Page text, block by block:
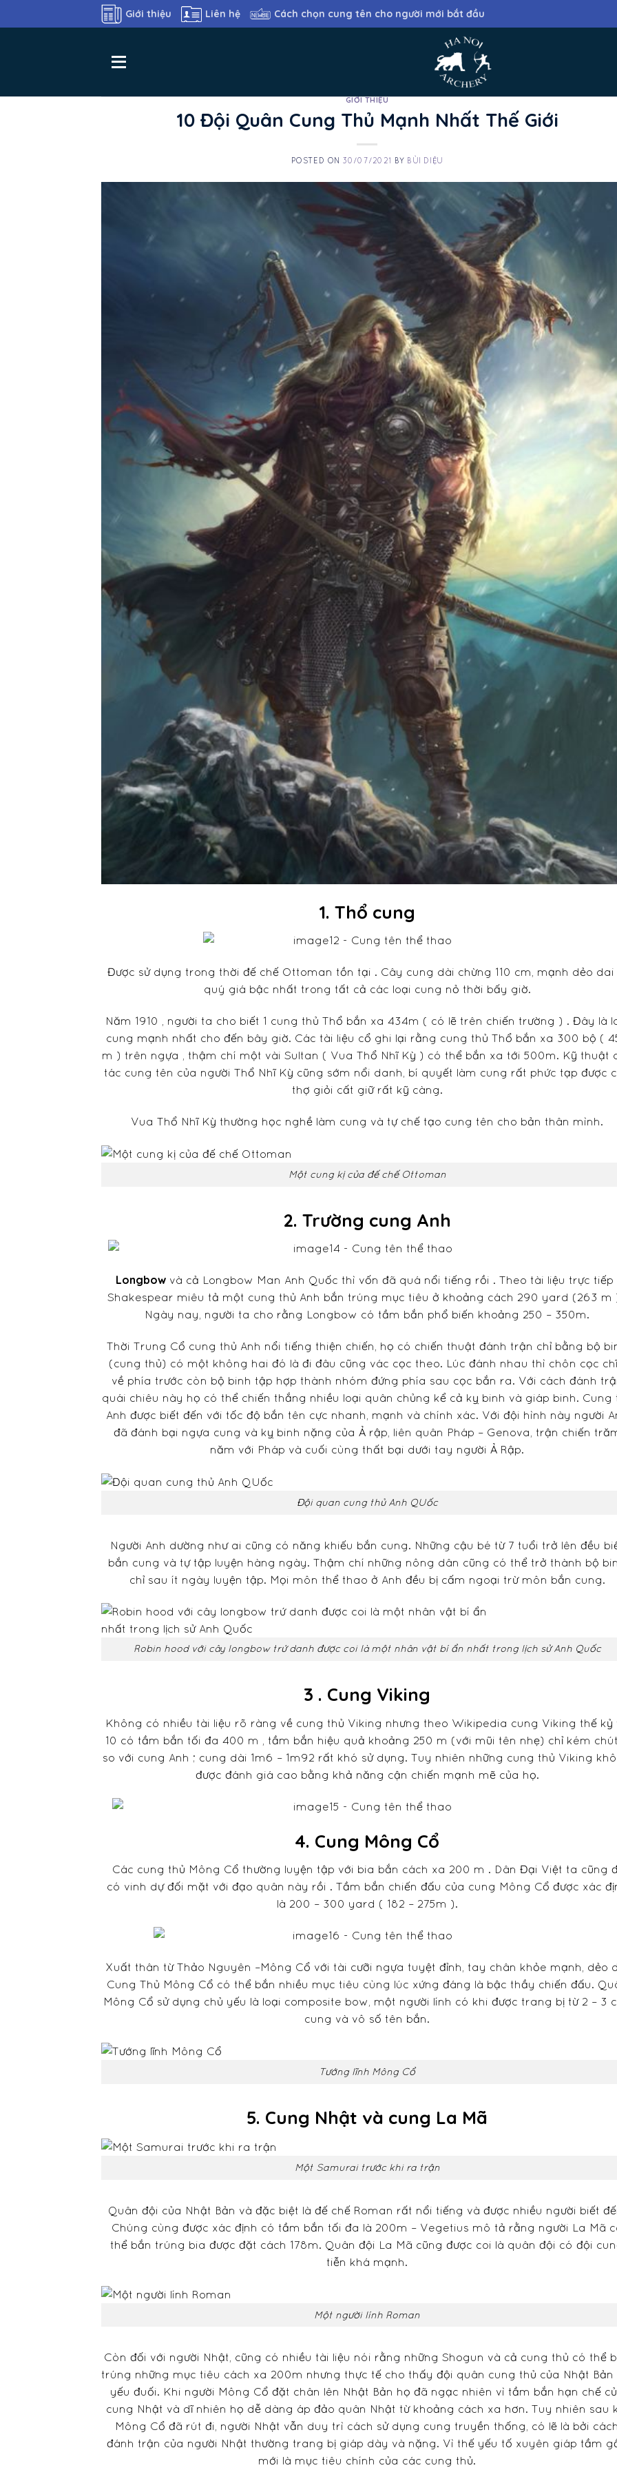
to
Giới thiệu Liên hệ Cách chọn cung tên cho người mới bắt đầu
GIỚI THIỆU
10 Đội Quân Cung Thủ Mạnh Nhất Thế Giới
POSTED ON 30/07/2021 BY BÙI DIỆU
1. Thổ cung
Được sử dụng trong thời đế chế Ottoman tồn tại . Cây cung dài chừng 110 cm, mạnh dẻo dai
quý giá bậc nhất trong tất cả các loại cung nỏ thời bấy giờ.
Năm 1910 , người ta cho biết 1 cung thủ Thổ bắn xa 434m ( có lẽ trên chiến trường ) . Đây là
cung mạnh nhất cho đến bây giờ. Các tài liệu cổ ghi lại rằng cung thủ Thổ bắn xa 300 bộ (
m ) trên ngựa , thậm chí một vài Sultan ( Vua Thổ Nhĩ Kỳ ) có thể bắn xa tới 500m. Kỹ thuật
tác cung tên của người Thổ Nhĩ Kỳ cũng sớm nổi danh, bí quyết làm cung rất phức tạp được
thợ giỏi cất giữ rất kỹ càng.
Vua Thổ Nhĩ Kỳ thường học nghề làm cung và tự chế tạo cung tên cho bản thân mình.
Một cung kị của đế chế Ottoman
2. Trường cung Anh
Longbowvà cả Longbow Man Anh Quốc thì vốn đã quá nổi tiếng rồi . Theo tài liệu trực tiếp ,
Shakespear miêu tả một cung thủ Anh bắn trúng mục tiêu ở khoảng cách 290 yard (263 m
Ngày nay, người ta cho rằng Longbow có tầm bắn phổ biến khoảng 250 – 350m.
Thời Trung Cổ cung thủ Anh nổi tiếng thiện chiến, họ có chiến thuật đánh trận chỉ bằng bộ
(cung thủ) có một không hai đó là đi đâu cũng vác cọc theo. Lúc đánh nhau thì chôn cọc
về phía trước còn bộ binh tập hợp thành nhóm đứng phía sau cọc bắn ra. Với cách đánh
quái chiêu này họ có thể chiến thắng nhiều loại quân chủng kể cả kỵ binh và giáp binh. Cung
Anh được biết đến với tốc độ bắn tên cực nhanh, mạnh và chính xác. Với đội hình này người
đã đánh bại ngựa cung và kỵ binh nặng của Ả rập, liên quân Pháp – Genova, trận chiến
năm với Pháp và cuối cùng thất bại dưới tay người Ả Rập.
Đội quan cung thủ Anh QUốc
Người Anh dường như ai cũng có năng khiếu bắn cung. Những cậu bé từ 7 tuổi trở lên đều
bắn cung và tự tập luyện hàng ngày. Thậm chí những nông dân cũng có thể trở thành bộ
chỉ sau ít ngày luyện tập. Mọi môn thể thao ở Anh đều bị cấm ngoại trừ môn bắn cung.
Robin hood với cây longbow trứ danh được coi là một nhân vật bí ẩn nhất trong lịch sử Anh Quốc
3 . Cung Viking
Không có nhiều tài liệu rõ ràng về cung thủ Viking nhưng theo Wikipedia cung Viking thế kỷ
10 có tầm bắn tối đa 400 m , tầm bắn hiệu quả khoảng 250 m (với mũi tên nhẹ) chỉ kém
so với cung Anh ; cung dài 1m6 – 1m92 rất khó sử dụng. Tuy nhiên những cung thủ Viking
được đánh giá cao bằng khả năng cận chiến mạnh mẽ của họ.
4. Cung Mông Cổ
Các cung thủ Mông Cổ thường luyện tập với bia bắn cách xa 200 m . Dân Đại Việt ta cũng
có vinh dự đối mặt với đạo quân này rồi . Tầm bắn chiến đấu của cung Mông Cổ được xác
là 200 – 300 yard ( 182 – 275m ).
Xuất thân từ Thảo Nguyên –Mông Cổ với tài cưỡi ngựa tuyệt đỉnh, tay chân khỏe mạnh, dẻo
Cung Thủ Mông Cổ có thể bắn nhiều mục tiêu cùng lúc xứng đáng là bậc thầy chiến đấu.
Mông Cổ sử dụng chủ yếu là loại composite bow, một người lính có khi được trang bị từ 2 – 3
cung và vô số tên bắn.
Tướng lĩnh Mông Cổ
5. Cung Nhật và cung La Mã
Một Samurai trước khi ra trận
Quân đội của Nhật Bản và đặc biệt là đế chế Roman rất nổi tiếng và được nhiều người biết
Chúng cùng được xác định có tầm bắn tối đa là 200m – Vegetius mô tả rằng người La Mã
thể bắn trúng bia được đặt cách 178m. Quân đội La Mã cũng được coi là quân đội có đội
tiễn khá mạnh.
Một người lính Roman
Còn đối với người Nhật, cũng có nhiều tài liệu nói rằng những Shogun và cả cung thủ có thể
trúng những mục tiêu cách xa 200m nhưng thực tế cho thấy đội quân cung thủ của Nhật Bản
yếu đuối. Khi người Mông Cổ đặt chân lên Nhật Bản họ đã ngạc nhiên vì tầm bắn hạn chế
cung Nhật và dĩ nhiên họ dễ dàng áp đảo quân Nhật từ khoảng cách xa hơn. Tuy nhiên sau
Mông Cổ đã rút đi, người Nhật vẫn duy trì cách sử dụng cung truyền thống, có lẽ là bởi cách
đánh trận của người Nhật thường trang bị giáp dày và nặng. Vì thế yếu tố xuyên giáp tầm
mới là mục tiêu chính của các cung thủ.